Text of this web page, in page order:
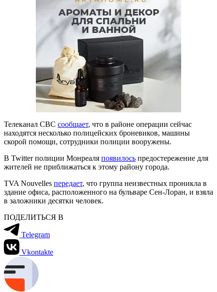
Телеканал CBC сообщает, что в районе операции сейчас
находятся несколько полицейских броневиков, машины
скорой помощи, сотрудники полиции вооружены.
В Twitter полиции Монреаля появилось предостережение для
жителей не приближаться к этому району города.
TVA Nouvelles передает, что группа неизвестных проникла в
здание офиса, расположенного на бульваре Сен-Лоран, и взяла
в заложники десятки человек.
ПОДЕЛИТЬСЯ В
Telegram
Vkontakte